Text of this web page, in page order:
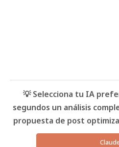
💡 Selecciona tu IA
segundos un análisis
propuesta de post